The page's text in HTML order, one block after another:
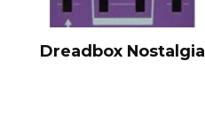
Dreadbox Nostalgia